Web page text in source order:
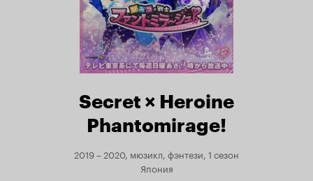
Secret × Heroine
Phantomirage!
2019 – 2020, мюзикл, фэнтези, 1 сезон
Япония